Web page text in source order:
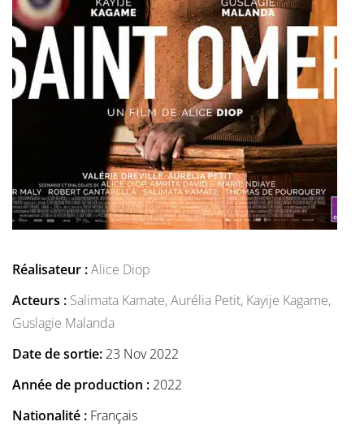
Réalisateur :Alice Diop
Acteurs : Salimata Kamate,Aurélia Petit, Kayije Kagame,
Guslagie Malanda
Date de sortie: 23 Nov 2022
Année de production : 2022
Nationalité : Français